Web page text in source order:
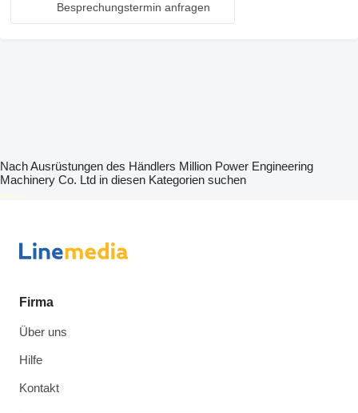
Besprechungstermin anfragen
Nach Ausrüstungen des Händlers Million Power Engineering
Machinery Co. Ltd in diesen Kategorien suchen
disallow-in-dsa
Firma
Über uns
Hilfe
Kontakt